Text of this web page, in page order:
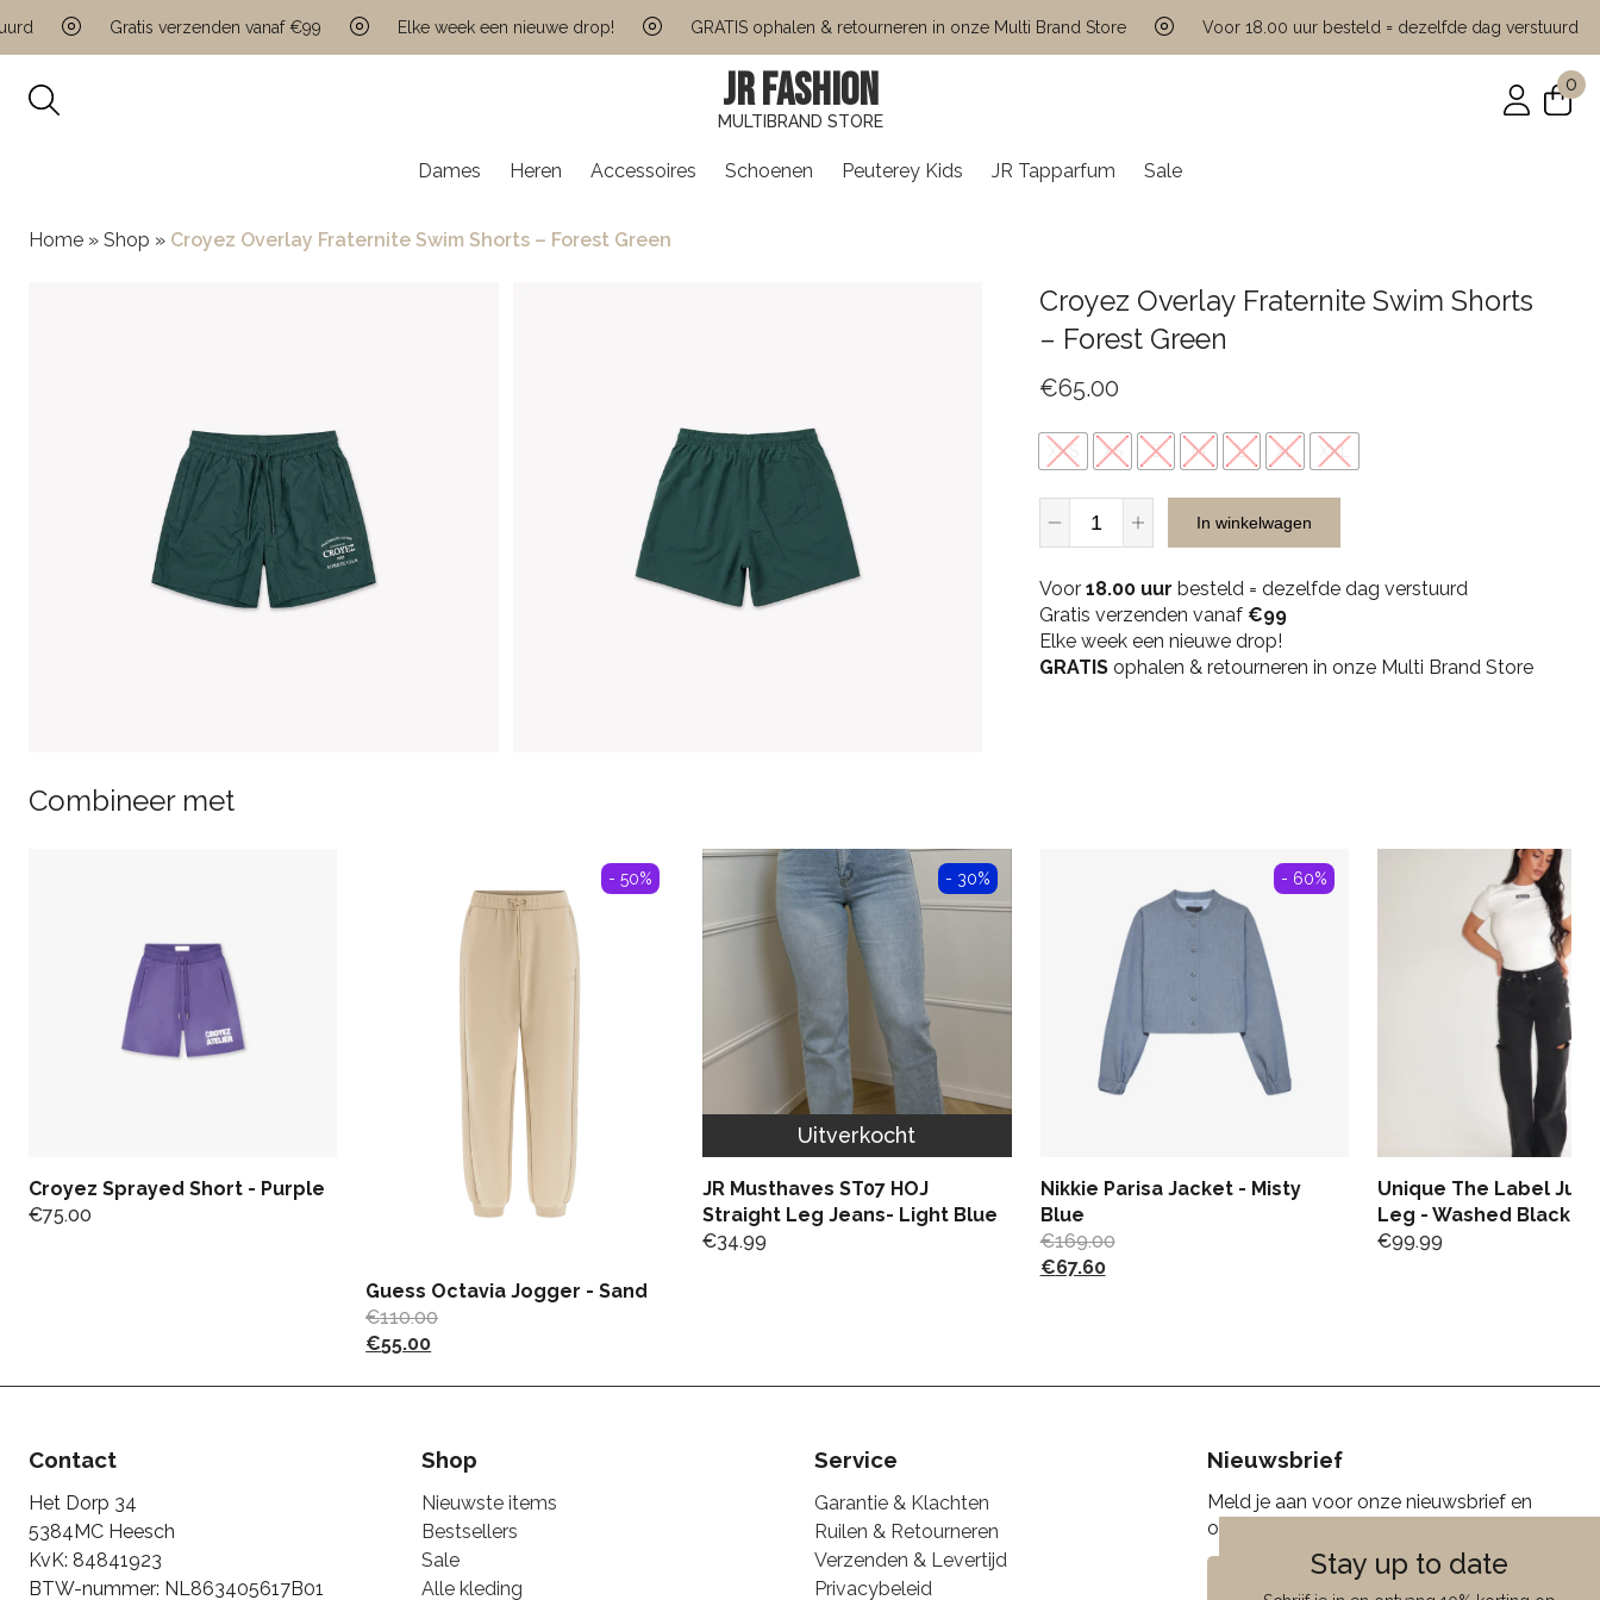
Gratis verzenden vanaf €99 Elke week een nieuwe drop! GRATIS ophalen & retourneren in onze Multi Brand Store Voor 18.00 uur besteld = dezelfde dag verstuurd
JR FASHION
MULTIBRAND STORE
0
Dames Heren Accessoires Schoenen Peuterey Kids JR Tapparfum Sale
Home » Shop » Croyez Overlay Fraternite Swim Shorts – Forest Green
Croyez Overlay Fraternite Swim Shorts
– Forest Green
€65.00
XXS XS S M L XL XXL
Croyez
Overlay
Swim
Shorts
-
Forest
In winkelwagen
Voor 18.00 uur besteld = dezelfde dag verstuurd
Gratis verzenden vanaf €99
Elke week een nieuwe drop!
GRATIS ophalen & retourneren in onze Multi Brand Store
Combineer met
Croyez Sprayed Short - Purple
€75.00
- 50%
Guess Octavia Jogger - Sand
€110.00
€55.00
Uitverkocht
- 30%
JR Musthaves ST07 HOJ
Straight Leg Jeans- Light Blue
€34.99
- 60%
Nikkie Parisa Jacket - Misty
Blue
€169.00
€67.60
Unique The Label
Leg - Washed Black
€99.99
Stay up to date
Contact
Het Dorp 34
5384MC Heesch
KvK: 84841923
BTW-nummer: NL863405617B01
Shop
Nieuwste items
Bestsellers
Sale
Alle kleding
Service
Garantie & Klachten
Ruilen & Retourneren
Verzenden & Levertijd
Privacybeleid
Nieuwsbrief
Meld je aan voor onze nieuwsbrief en
ontvang 10% korting!
Aanmelden